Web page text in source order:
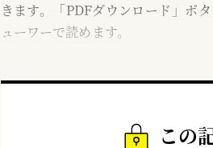
きます。「PDFダウンロード」ボ
ューワーで読めます。
この